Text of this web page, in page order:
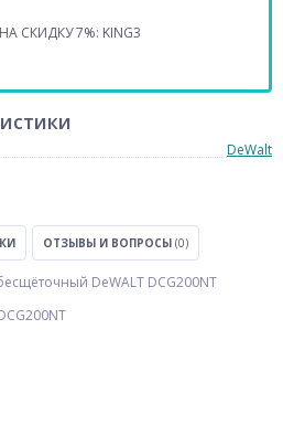
СКИДКУ 7%: KING3
DeWalt
ОТЗЫВЫ И ВОПРОСЫ (0)
DeWALT DCG200NT